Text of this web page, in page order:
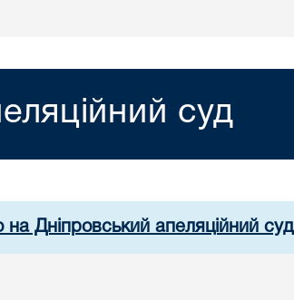
суд
на Дніпровський апеляційний суд